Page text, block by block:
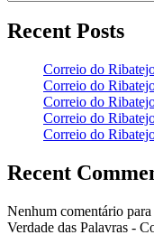
Recent Posts
Correio do
Correio do
Correio do
Correio do
Correio do
Recent
Nenhum comentário para
Verdade das Palavras -